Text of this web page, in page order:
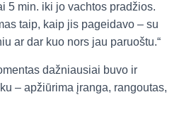
5 min. iki jo vachtos pradžios.
taip, kaip jis pageidavo – su
ar dar kuo nors jau paruoštu.“
dažniausiai buvo ir
– apžiūrima įranga, rangoutas,